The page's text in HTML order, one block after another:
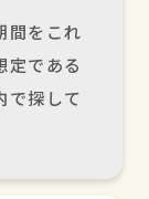
間をこれ
定である
で探して